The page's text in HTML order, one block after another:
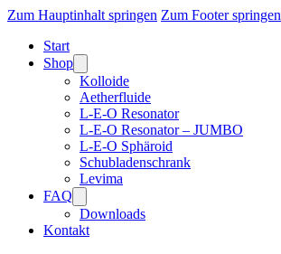
Zum Hauptinhalt springen Zum Footer springen
Start
Shop
Kolloide
Aetherfluide
L-E-O Resonator
L-E-O Resonator – JUMBO
L-E-O Sphäroid
Schubladenschrank
Levima
FAQ
Downloads
Kontakt